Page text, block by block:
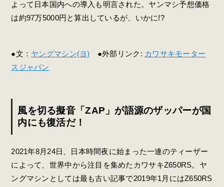
よって日本国内への導入も明言された。ヤンマシ予想価格
は約97万5000円と算出しているが、いかに!?
●文： ヤングマシン(ヨ) ●外部リンク: カワサキモーター
スジャパン
風を切る擬音「ZAP」が語源のザッパーが国
内にも復活だ！
2021年8月24日、日本時間夜に始まった一連のティーザー
によって、世界中から注目を集めたカワサキZ650RS。ヤ
ングマシンとしては最も古い記事で2019年1月にはZ650RS